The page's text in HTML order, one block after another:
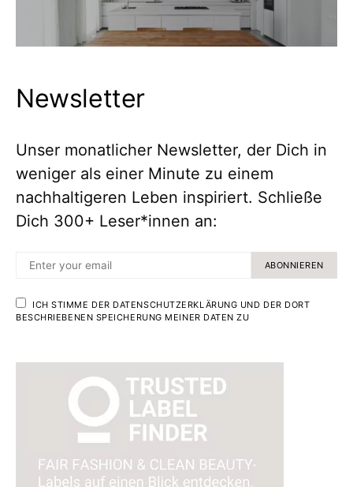
Newsletter
Unser monatlicher Newsletter, der Dich in
weniger als einer Minute zu einem
nachhaltigeren Leben inspiriert. Schließe
Dich 300+ Leser*innen an:
ABONNIEREN
ICH STIMME DER DATENSCHUTZERKLÄRUNG UND DER DORT
BESCHRIEBENEN SPEICHERUNG MEINER DATEN ZU